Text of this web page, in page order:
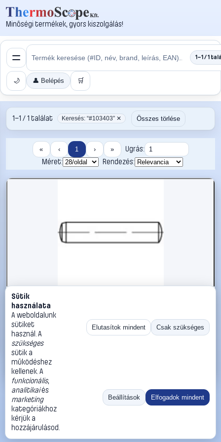
Minőségi termékek, gyors kiszolgálás!
1–1 / 1
🌙 👤 Belépés 🛒
1–1 / 1 találat Keresés: “#103403” ✕ Összes törlése
« ‹ 1 › »
Ugrás:
Méret:
Rendezés:
#103403
TOOLCRAFT Hengeres szegek DIN 7 80 mm Acél 50 db
103403
TOOLCRAFT Illesztőszegek, kúpos csapok
21 990 Ft
Kosárba
«
Ugrás:
Méret:
Rendezés:
©2026
ThermoScope
ÁSZF
Cégbemutató
Sütik
használata
A weboldalunk
sütiket
használ. A
szükséges
sütik a
működéshez
kellenek. A
funkcionális,
analitikaiés
marketing
kategóriákhoz
kérjük a
hozzájárulásod.
Elutasítok mindent Csak szükséges
Beállítások Elfogadok mindent